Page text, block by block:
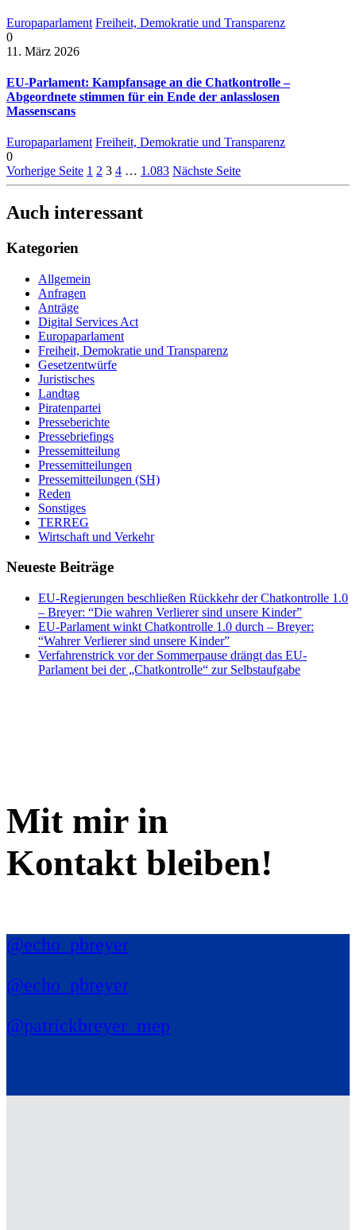
Europaparlament Freiheit, Demokratie und Transparenz
0
11. März 2026
EU-Parlament: Kampfansage an die Chatkontrolle –
Abgeordnete stimmen für ein Ende der anlasslosen
Massenscans
Europaparlament Freiheit, Demokratie und Transparenz
0
Vorherige Seite 1 2 3 4 … 1.083 Nächste Seite
Auch interessant
Kategorien
Allgemein
Anfragen
Anträge
Digital Services Act
Europaparlament
Freiheit, Demokratie und Transparenz
Gesetzentwürfe
Juristisches
Landtag
Piratenpartei
Presseberichte
Pressebriefings
Pressemitteilung
Pressemitteilungen
Pressemitteilungen (SH)
Reden
Sonstiges
TERREG
Wirtschaft und Verkehr
Neueste Beiträge
EU-Regierungen beschließen Rückkehr der Chatkontrolle 1.0
– Breyer: “Die wahren Verlierer sind unsere Kinder”
EU-Parlament winkt Chatkontrolle 1.0 durch – Breyer:
“Wahrer Verlierer sind unsere Kinder”
Verfahrenstrick vor der Sommerpause drängt das EU-
Parlament bei der „Chatkontrolle“ zur Selbstaufgabe
Mit mir in
Kontakt bleiben!
@echo_pbreyer
@echo_pbreyer
@patrickbreyer_mep